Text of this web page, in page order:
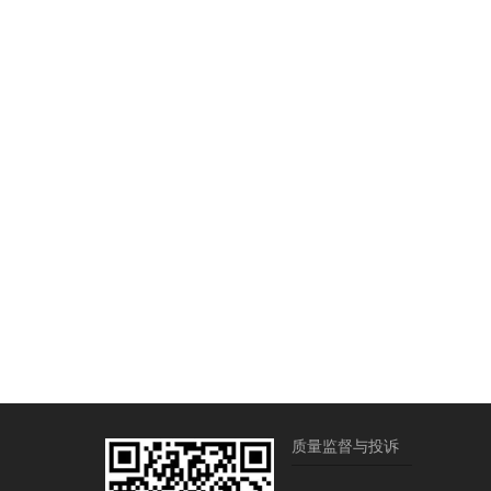
质量监督与投诉